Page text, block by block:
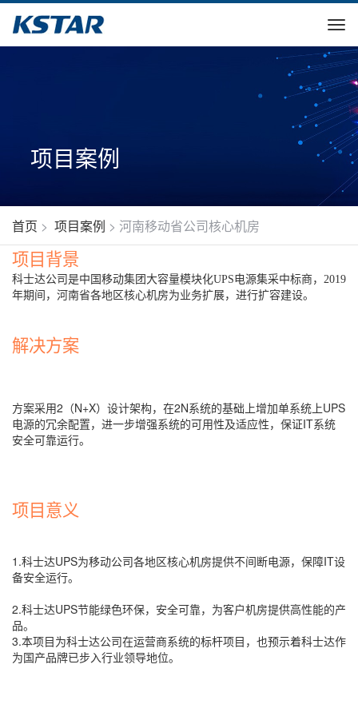
项目案例
首页 > 项目案例 > 河南移动省公司核心机房
项目背景
科士达公司是中国移动集团大容量模块化UPS电源集采中标商，2019
年期间，河南省各地区核心机房为业务扩展，进行扩容建设。
解决方案
方案采用2（N+X）设计架构，在2N系统的基础上增加单系统上UPS
电源的冗余配置，进一步增强系统的可用性及适应性，保证IT系统
安全可靠运行。
项目意义
1.科士达UPS为移动公司各地区核心机房提供不间断电源，保障IT设
备安全运行。
2.科士达UPS节能绿色环保，安全可靠，为客户机房提供高性能的产
品。
3.本项目为科士达公司在运营商系统的标杆项目，也预示着科士达作
为国产品牌已步入行业领导地位。